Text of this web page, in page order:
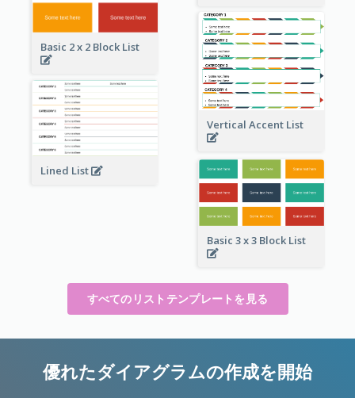
Basic 2 x 2 Block List
Vertical Accent List
Lined List
Basic 3 x 3 Block List
すべてのリストテンプレートを見る
優れたダイアグラムの作成を開始